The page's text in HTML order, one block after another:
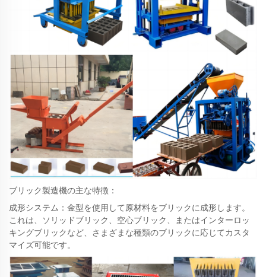
ブリック製造機の主な特徴：
成形システム：金型を使用して原材料をブリックに成形します。
これは、ソリッドブリック、空心ブリック、またはインターロッ
キングブリックなど、さまざまな種類のブリックに応じてカスタ
マイズ可能です。